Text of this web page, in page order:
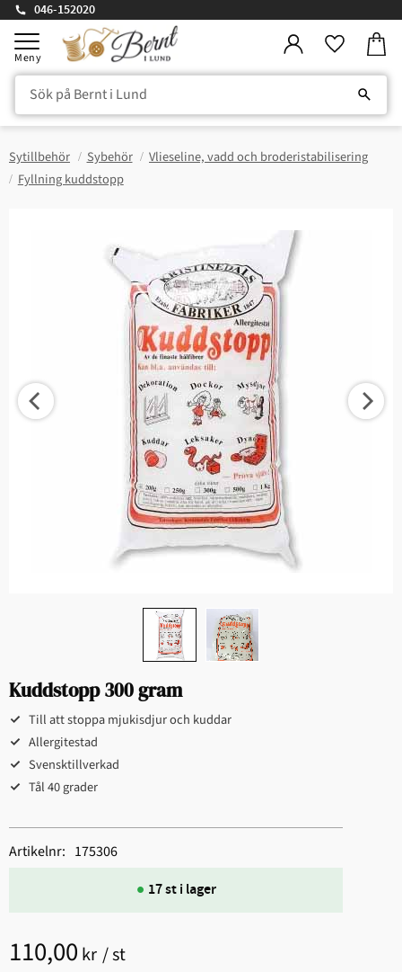
Meny
046-152020
Sytillbehör Sybehör
Vlieseline, vadd och broderistabilisering
Fyllning kuddstopp
Kuddstopp 300 gram
Till att stoppa mjukisdjur och kuddar
Allergitestad
Svensktillverkad
Tål 40 grader
110,00 kr /st
17 st i lager
Artikelnr 175306